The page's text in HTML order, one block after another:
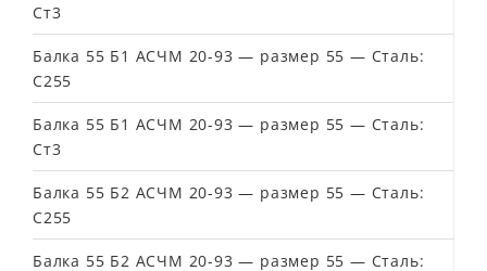
Ст3
Балка 55 Б1 АСЧМ 20-93 — размер 55 — Сталь:
С255
Балка 55 Б1 АСЧМ 20-93 — размер 55 — Сталь:
Ст3
Балка 55 Б2 АСЧМ 20-93 — размер 55 — Сталь:
С255
Балка 55 Б2 АСЧМ 20-93 — размер 55 — Сталь: